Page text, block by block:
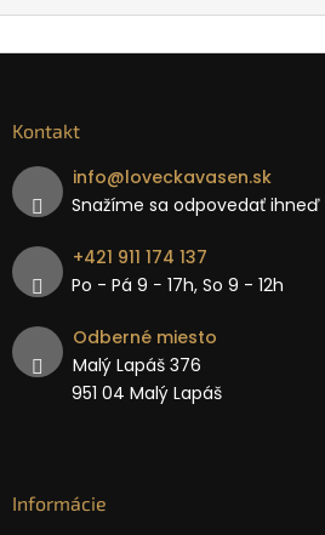
Kontakt
info@loveckavasen.sk
Snažíme sa odpovedať ihneď
+421 911 174 137
Po - Pá 9 − 17h, So 9 - 12h
Odberné miesto
Malý Lapáš 376
951 04 Malý Lapáš
Informácie